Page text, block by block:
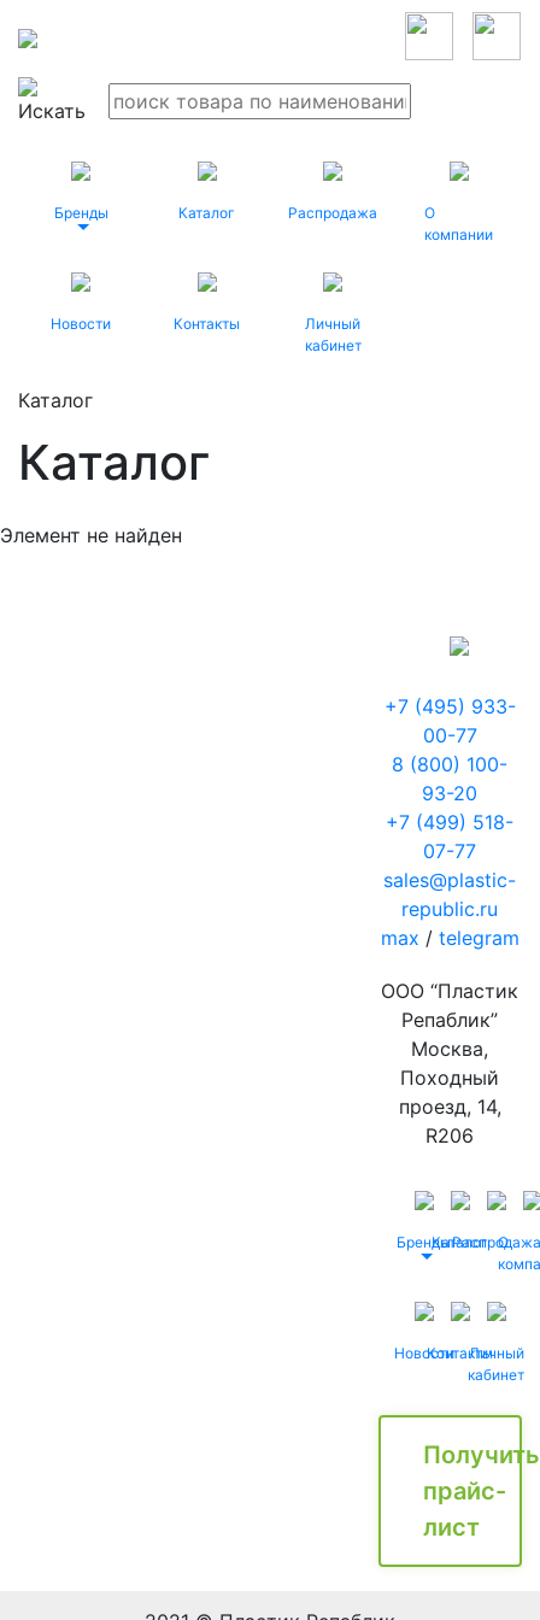
Бренды Каталог Распродажа
О
компании
Новости Контакты
Личный
кабинет
Каталог
Каталог
Элемент не найден
+7 (495) 933-
00-77
8 (800) 100-
93-20
+7 (499) 518-
07-77
sales@plastic-
republic.ru
max / telegram
ООО “Пластик
Репаблик”
Москва,
Походный
проезд, 14,
R206
БрендыКаталог
Распродажа
О
НовостиКонтактыЛичный
кабинет
Получить
прайс-
лист